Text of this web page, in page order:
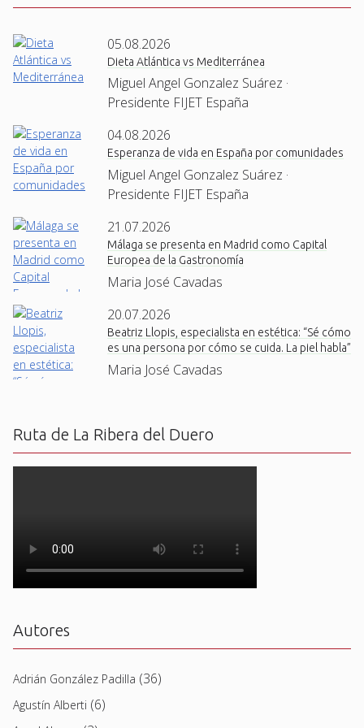
05.08.2026
Dieta Atlántica vs Mediterránea
Miguel Angel Gonzalez Suárez ·
Presidente FIJET España
04.08.2026
Esperanza de vida en España por comunidades
Miguel Angel Gonzalez Suárez ·
Presidente FIJET España
21.07.2026
Málaga se presenta en Madrid como Capital
Europea de la Gastronomía
Maria José Cavadas
20.07.2026
Beatriz Llopis, especialista en estética: “Sé cómo
es una persona por cómo se cuida. La piel habla”
Maria José Cavadas
Ruta de La Ribera del Duero
Autores
Adrián González Padilla (36)
Agustín Alberti (6)